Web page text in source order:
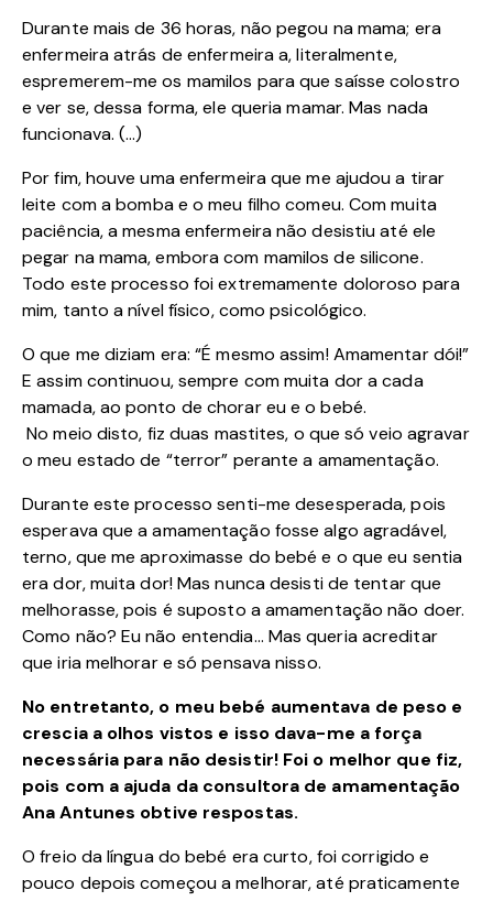
Durante mais de 36 horas, não pegou na mama; era
enfermeira atrás de enfermeira a, literalmente,
espremerem-me os mamilos para que saísse colostro
e ver se, dessa forma, ele queria mamar. Mas nada
funcionava. (…)
Por fim, houve uma enfermeira que me ajudou a tirar
leite com a bomba e o meu filho comeu. Com muita
paciência, a mesma enfermeira não desistiu até ele
pegar na mama, embora com mamilos de silicone.
Todo este processo foi extremamente doloroso para
mim, tanto a nível físico, como psicológico.
O que me diziam era: “É mesmo assim! Amamentar dói!”
E assim continuou, sempre com muita dor a cada
mamada, ao ponto de chorar eu e o bebé.
No meio disto, fiz duas mastites, o que só veio agravar
o meu estado de “terror” perante a amamentação.
Durante este processo senti-me desesperada, pois
esperava que a amamentação fosse algo agradável,
terno, que me aproximasse do bebé e o que eu sentia
era dor, muita dor! Mas nunca desisti de tentar que
melhorasse, pois é suposto a amamentação não doer.
Como não? Eu não entendia… Mas queria acreditar
que iria melhorar e só pensava nisso.
No entretanto, o meu bebé aumentava de peso e
crescia a olhos vistos e isso dava-me a força
necessária para não desistir! Foi o melhor que fiz,
pois com a ajuda da consultora de amamentação
Ana Antunes obtive respostas.
O freio da língua do bebé era curto, foi corrigido e
pouco depois começou a melhorar, até praticamente